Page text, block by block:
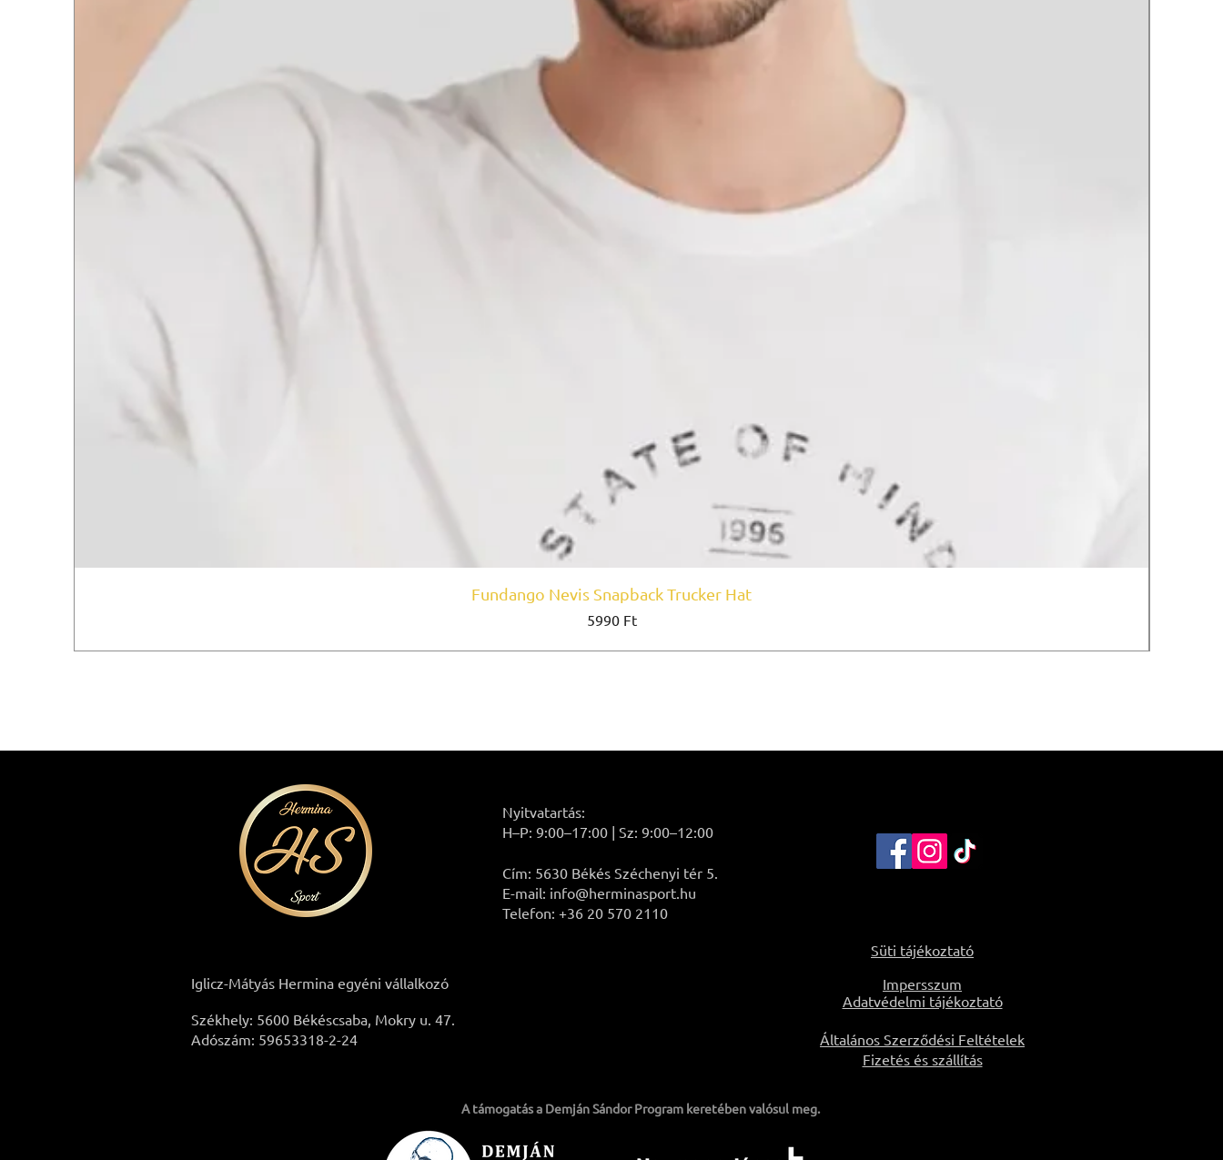
Fundango Nevis Snapback Trucker Hat
Ár
5990 Ft
Nyitvatartás:
H–P: 9:00–17:00 | Sz: 9:00–12:00
Cím: 5630 Békés Széchenyi tér 5.
E-mail: info@herminasport.hu
Telefon: +36 20 570 2110
Süti tájékoztató
Iglicz-Mátyás Hermina egyéni vállalkozó
Székhely: 5600 Békéscsaba, Mokry u. 47.
Adószám: 59653318-2-24
Impersszum
Adatvédelmi tájékoztató
Általános Szerződési Feltételek
Fizetés és szállítás
A támogatás a Demján Sándor Program keretében valósul meg.